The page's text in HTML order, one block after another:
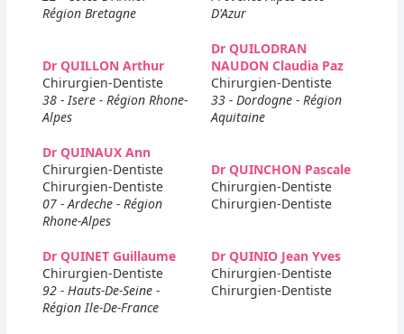
Région Bretagne
D'Azur
Dr QUILLON Arthur
Chirurgien-Dentiste
38 - Isere - Région Rhone-
Alpes
Dr QUILODRAN
NAUDON Claudia Paz
Chirurgien-Dentiste
33 - Dordogne - Région
Aquitaine
Dr QUINAUX Ann
Chirurgien-Dentiste
Chirurgien-Dentiste
07 - Ardeche - Région
Rhone-Alpes
Dr QUINCHON Pascale
Chirurgien-Dentiste
Chirurgien-Dentiste
Dr QUINET Guillaume
Chirurgien-Dentiste
92 - Hauts-De-Seine -
Région Ile-De-France
Dr QUINIO Jean Yves
Chirurgien-Dentiste
Chirurgien-Dentiste